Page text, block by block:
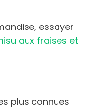
essayer
aux fraises et
plus connues